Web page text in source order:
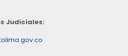
Judiciales: